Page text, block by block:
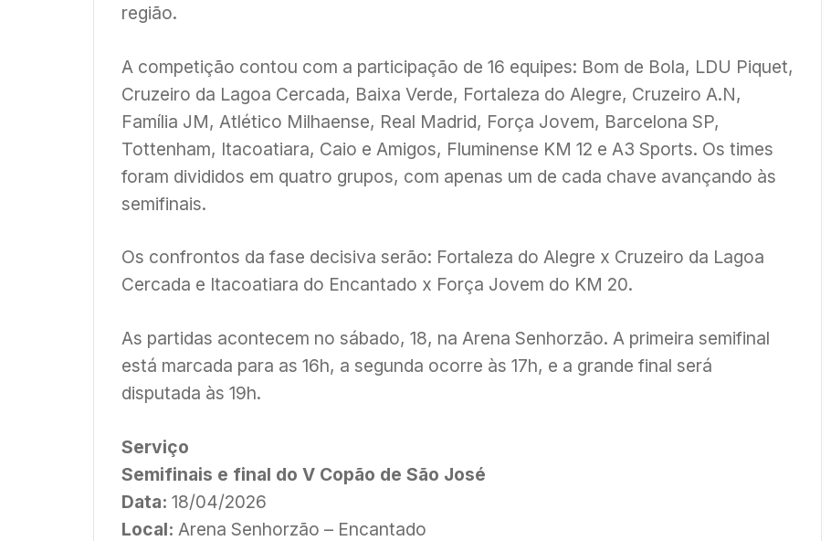
região.
A competição contou com a participação de 16 equipes: Bom de Bola, LDU Piquet,
Cruzeiro da Lagoa Cercada, Baixa Verde, Fortaleza do Alegre, Cruzeiro A.N,
Família JM, Atlético Milhaense, Real Madrid, Força Jovem, Barcelona SP,
Tottenham, Itacoatiara, Caio e Amigos, Fluminense KM 12 e A3 Sports. Os times
foram divididos em quatro grupos, com apenas um de cada chave avançando às
semifinais.
Os confrontos da fase decisiva serão: Fortaleza do Alegre x Cruzeiro da Lagoa
Cercada e Itacoatiara do Encantado x Força Jovem do KM 20.
As partidas acontecem no sábado, 18, na Arena Senhorzão. A primeira semifinal
está marcada para as 16h, a segunda ocorre às 17h, e a grande final será
disputada às 19h.
Serviço
Semifinais e final do V Copão de São José
Data: 18/04/2026
Local: Arena Senhorzão – Encantado